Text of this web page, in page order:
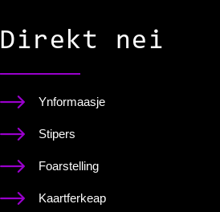
Direkt nei
Ynformaasje
Stipers
Foarstelling
Kaartferkeap